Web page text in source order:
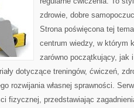
zdrowie, dobre
Strona poświęcona tej
centrum wiedzy, w którym
zarówno początkujący, jak
dotyczące treningów, ćwiczeń,
rozwijania własnej sprawności.
fizycznej, przedstawiając